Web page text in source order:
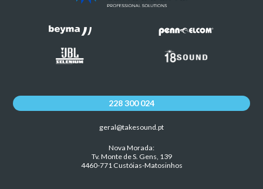
228 300 024
geral@takesound.pt
Nova Morada:
Tv. Monte de S. Gens, 139
4460-771 Custóias-Matosinhos